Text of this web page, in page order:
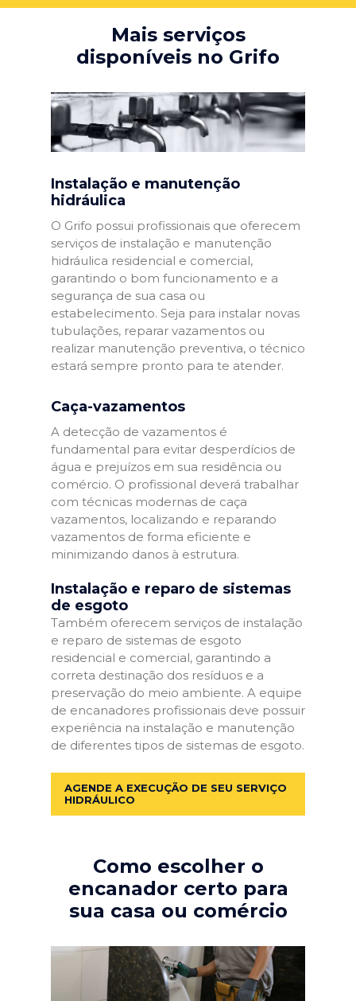
Mais serviços
disponíveis no Grifo
Instalação e manutenção
hidráulica
O Grifo possui profissionais que oferecem
serviços de instalação e manutenção
hidráulica residencial e comercial,
garantindo o bom funcionamento e a
segurança de sua casa ou
estabelecimento. Seja para instalar novas
tubulações, reparar vazamentos ou
realizar manutenção preventiva, o técnico
estará sempre pronto para te atender.
Caça-vazamentos
A detecção de vazamentos é
fundamental para evitar desperdícios de
água e prejuízos em sua residência ou
comércio. O profissional deverá trabalhar
com técnicas modernas de caça
vazamentos, localizando e reparando
vazamentos de forma eficiente e
minimizando danos à estrutura.
Instalação e reparo de sistemas
de esgoto
Também oferecem serviços de instalação
e reparo de sistemas de esgoto
residencial e comercial, garantindo a
correta destinação dos resíduos e a
preservação do meio ambiente. A equipe
de encanadores profissionais deve possuir
experiência na instalação e manutenção
de diferentes tipos de sistemas de esgoto.
AGENDE A EXECUÇÃO DE SEU SERVIÇO
HIDRÁULICO
Como escolher o
encanador certo para
sua casa ou comércio